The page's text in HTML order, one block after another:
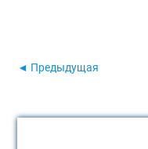
◄ Предыдущая